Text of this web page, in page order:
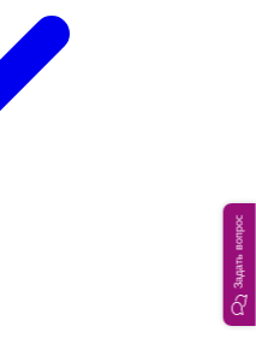
Задать вопрос